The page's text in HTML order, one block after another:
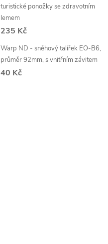
turistické ponožky se zdravotním
lemem
235 Kč
Warp ND - sněhový talířek EO-B6,
průměr 92mm, s vnitřním závitem
40 Kč